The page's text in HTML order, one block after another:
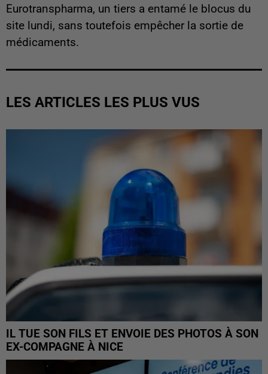
Eurotranspharma, un tiers a entamé le blocus du
site lundi, sans toutefois empêcher la sortie de
médicaments.
LES ARTICLES LES PLUS VUS
IL TUE SON FILS ET ENVOIE DES PHOTOS À SON
EX-COMPAGNE À NICE